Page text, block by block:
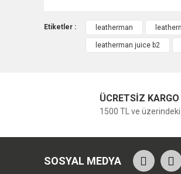
Etiketler : leatherman
leatherman juice b2
ÜCRETSİZ KARGO
1500 TL ve
SOSYAL MEDYA